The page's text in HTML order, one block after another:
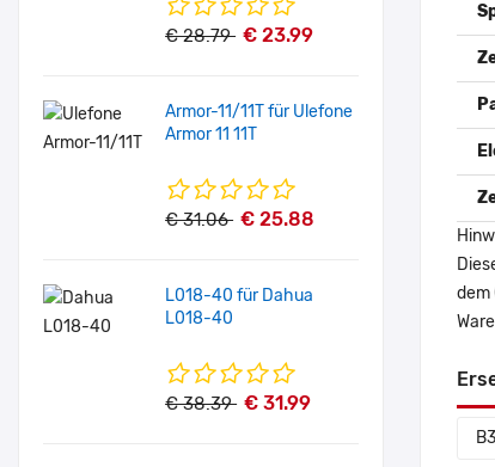
€ 28.79 € 23.99
Armor-11/11T für Ulefone
Armor 11 11T
€ 31.06 € 25.88
L018-40 für Dahua
L018-40
€ 38.39 € 31.99
dem